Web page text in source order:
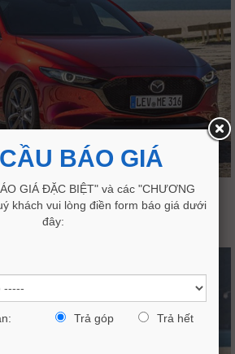
1.5L LUXURY 2026
BÁO GIÁ
GIÁ ĐẶC BIỆT" và các "CHƯƠNG
khách vui lòng điền form báo giá dưới
đây:
Trả góp Trả hết